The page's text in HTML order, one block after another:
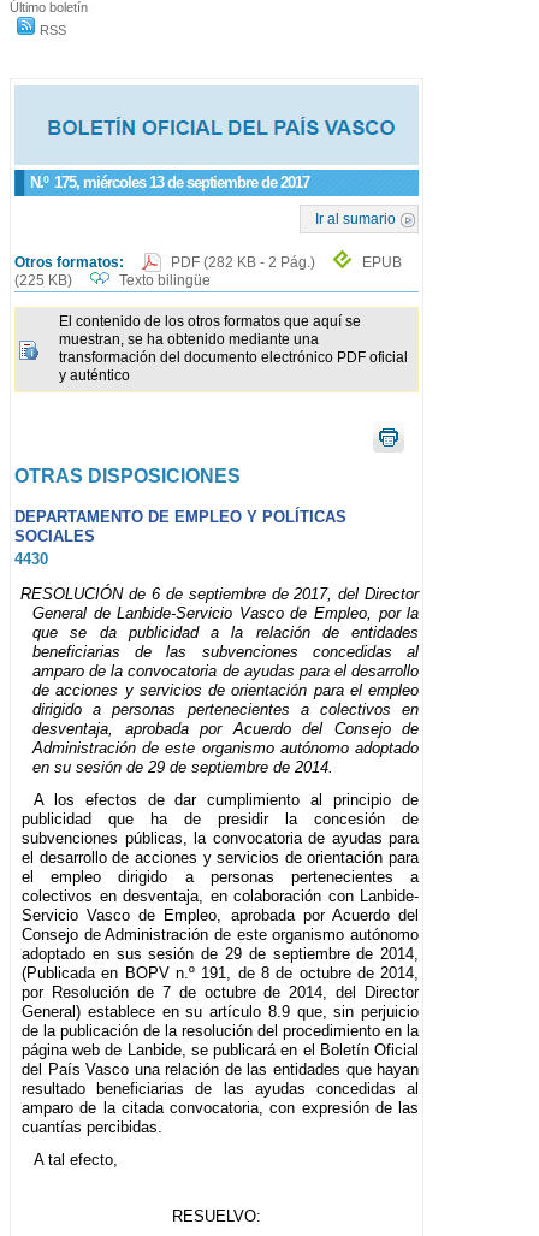
Último boletín
RSS
N.º 175, miércoles 13 de septiembre de 2017
Ir al sumario
Otros formatos: PDF (282 KB - 2 Pág.)
EPUB
(225 KB)
Texto bilingüe
El contenido de los otros formatos que aquí se
muestran, se ha obtenido mediante una
transformación del documento electrónico PDF oficial
y auténtico
OTRAS DISPOSICIONES
DEPARTAMENTO DE EMPLEO Y POLÍTICAS
SOCIALES
4430
RESOLUCIÓN de 6 de septiembre de 2017, del Director
General de Lanbide-Servicio Vasco de Empleo, por la
que se da publicidad a la relación de entidades
beneficiarias de las subvenciones concedidas al
amparo de la convocatoria de ayudas para el desarrollo
de acciones y servicios de orientación para el empleo
dirigido a personas pertenecientes a colectivos en
desventaja, aprobada por Acuerdo del Consejo de
Administración de este organismo autónomo adoptado
en su sesión de 29 de septiembre de 2014.
A los efectos de dar cumplimiento al principio de
publicidad que ha de presidir la concesión de
subvenciones públicas, la convocatoria de ayudas para
el desarrollo de acciones y servicios de orientación para
el empleo dirigido a personas pertenecientes a
colectivos en desventaja, en colaboración con Lanbide-
Servicio Vasco de Empleo, aprobada por Acuerdo del
Consejo de Administración de este organismo autónomo
adoptado en sus sesión de 29 de septiembre de 2014,
(Publicada en BOPV n.º 191, de 8 de octubre de 2014,
por Resolución de 7 de octubre de 2014, del Director
General) establece en su artículo 8.9 que, sin perjuicio
de la publicación de la resolución del procedimiento en la
página web de Lanbide, se publicará en el Boletín Oficial
del País Vasco una relación de las entidades que hayan
resultado beneficiarias de las ayudas concedidas al
amparo de la citada convocatoria, con expresión de las
cuantías percibidas.
A tal efecto,
RESUELVO: